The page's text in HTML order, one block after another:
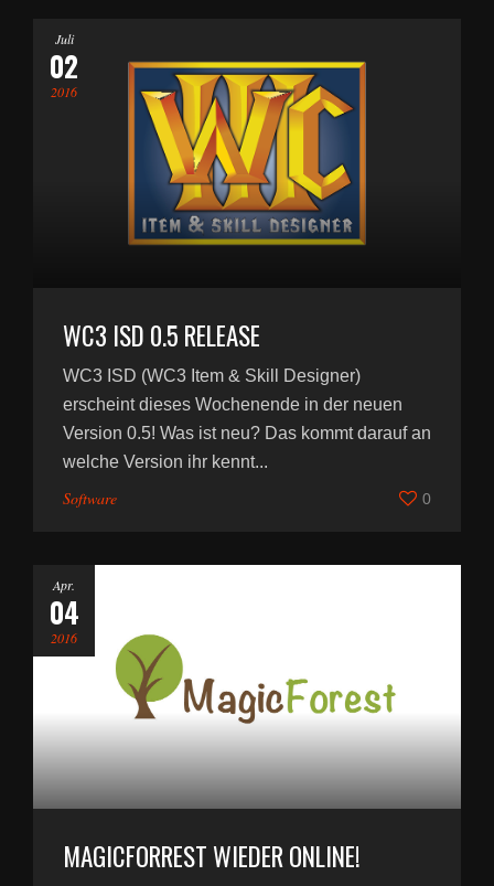
Juli
02
2016
WC3 ISD 0.5 RELEASE
WC3 ISD (WC3 Item & Skill Designer)
erscheint dieses Wochenende in der neuen
Version 0.5! Was ist neu? Das kommt darauf an
welche Version ihr kennt...
Software 0
Apr.
04
2016
MAGICFORREST WIEDER ONLINE!